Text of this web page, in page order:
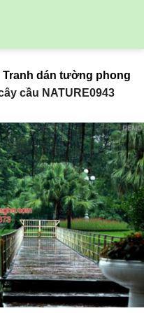
Tranh dán tường phong
cầu NATURE0943